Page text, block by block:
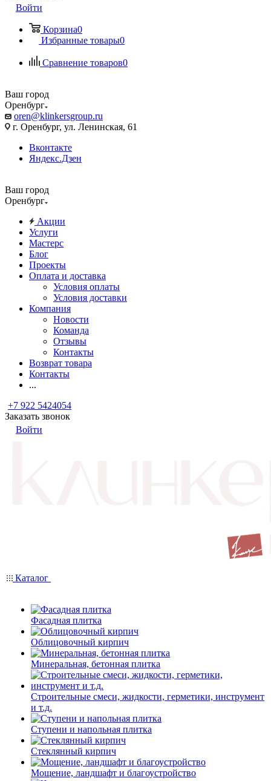
Войти
Корзина0
Избранные товары0
Сравнение товаров0
Ваш город
Оренбург
oren@klinkersgroup.ru
г. Оренбург, ул. Ленинская, 61
Вконтакте
Яндекс.Дзен
Ваш город
Оренбург
Акции
Услуги
Мастерс
Блог
Проекты
Оплата и доставка
Условия оплаты
Условия доставки
Компания
Новости
Команда
Отзывы
Контакты
Возврат товара
Контакты
...
+7 922 5424054
Заказать звонок
Войти
Каталог
Фасадная плитка
Облицовочный кирпич
Минеральная, бетонная плитка
Строительные смеси, жидкости, герметики, инструмент
и т.д.
Ступени и напольная плитка
Cтеклянный кирпич
Мощение, ландшафт и благоустройство